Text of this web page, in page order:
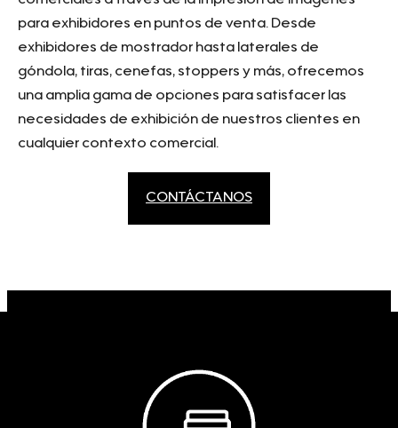
para exhibidores en puntos de venta. Desde
exhibidores de mostrador hasta laterales de
góndola, tiras, cenefas, stoppers y más, ofrecemos
una amplia gama de opciones para satisfacer las
necesidades de exhibición de nuestros clientes en
cualquier contexto comercial.
CONTÁCTANOS